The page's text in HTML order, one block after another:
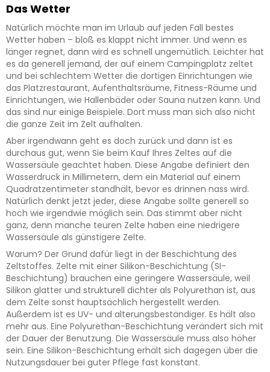
Das Wetter
Natürlich möchte man im Urlaub auf jeden Fall bestes
Wetter haben – bloß es klappt nicht immer. Und wenn es
länger regnet, dann wird es schnell ungemütlich. Leichter hat
es da generell jemand, der auf einem Campingplatz zeltet
und bei schlechtem Wetter die dortigen Einrichtungen wie
das Platzrestaurant, Aufenthaltsräume, Fitness-Räume und
Einrichtungen, wie Hallenbäder oder Sauna nutzen kann. Und
das sind nur einige Beispiele. Dort muss man sich also nicht
die ganze Zeit im Zelt aufhalten.
Aber irgendwann geht es doch zurück und dann ist es
durchaus gut, wenn Sie beim Kauf Ihres Zeltes auf die
Wassersäule geachtet haben. Diese Angabe definiert den
Wasserdruck in Millimetern, dem ein Material auf einem
Quadratzentimeter standhält, bevor es drinnen nass wird.
Natürlich denkt jetzt jeder, diese Angabe sollte generell so
hoch wie irgendwie möglich sein. Das stimmt aber nicht
ganz, denn manche teuren Zelte haben eine niedrigere
Wassersäule als günstigere Zelte.
Warum? Der Grund dafür liegt in der Beschichtung des
Zeltstoffes. Zelte mit einer Silikon-Beschichtung (SI-
Beschichtung) brauchen eine geringere Wassersäule, weil
Silikon glatter und strukturell dichter als Polyurethan ist, aus
dem Zelte sonst hauptsächlich hergestellt werden.
Außerdem ist es UV- und alterungsbeständiger. Es hält also
mehr aus. Eine Polyurethan-Beschichtung verändert sich mit
der Dauer der Benutzung. Die Wassersäule muss also höher
sein. Eine Silikon-Beschichtung erhält sich dagegen über die
Nutzungsdauer bei guter Pflege fast konstant.